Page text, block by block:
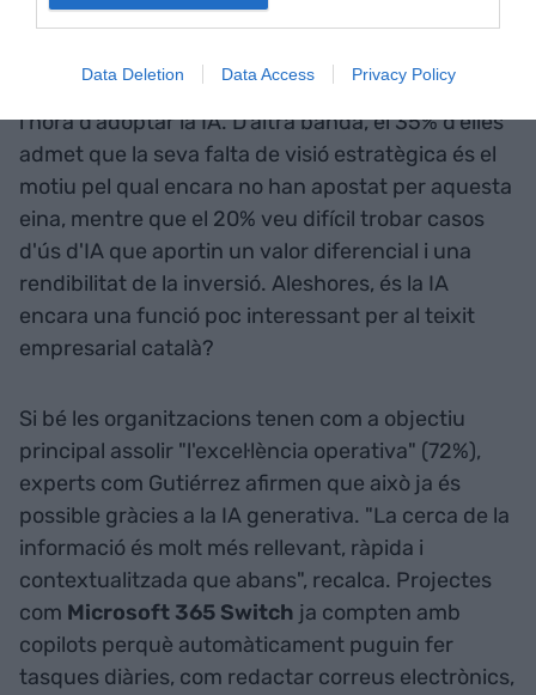
Data Deletion Data Access Privacy Policy
De l'informe de Minsait, el 31% de les empreses
regulador és una de les principals
barreres
l'hora d'adoptar la IA. D'altra banda, el 35% d'elles
admet que la seva falta de visió estratègica és el
motiu pel qual encara no han apostat per aquesta
eina, mentre que el 20% veu difícil trobar casos
d'ús d'IA que aportin un valor diferencial i una
rendibilitat de la inversió. Aleshores, és la IA
encara una funció poc interessant per al teixit
empresarial català?
Si bé les organitzacions tenen com a objectiu
principal assolir "l'excel·lència operativa" (72%),
experts com Gutiérrez afirmen que això ja és
possible gràcies a la IA generativa. "La cerca de la
informació és molt més rellevant, ràpida i
contextualitzada que abans", recalca. Projectes
com Microsoft 365 Switch ja compten amb
copilots perquè automàticament puguin fer
tasques diàries, com redactar correus electrònics,